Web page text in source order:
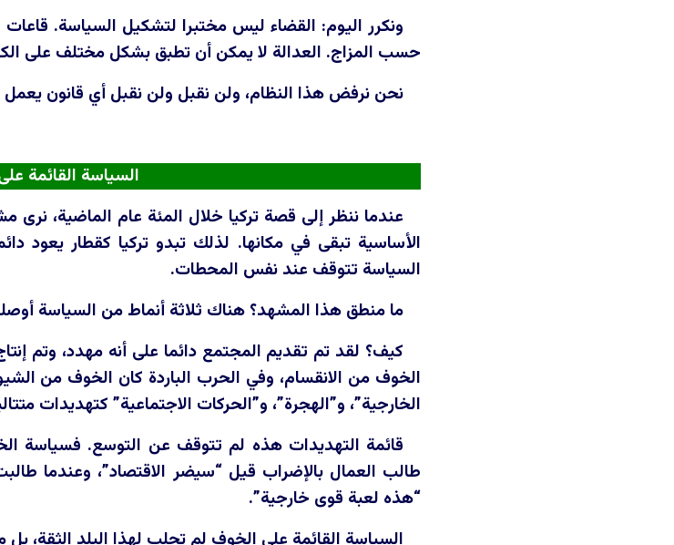
ونكرر اليوم: القضاء ليس مختبرا لتشكيل السياسة.
حسب المزاج. العدالة لا يمكن أن تطبق بشكل مختلف على
نحن نرفض هذا النظام، ولن نقبل ولن نقبل أي قانون يعمل
السياسة القائمة
عندما ننظر إلى قصة تركيا خلال المئة عام الماضية، نرى
الأساسية تبقى في مكانها. لذلك تبدو تركيا كقطار يعود
السياسة تتوقف عند نفس المحطات.
ما منطق هذا المشهد؟ هناك ثلاثة أنماط من السياسة
كيف؟ لقد تم تقديم المجتمع دائما على أنه مهدد، وتم
الخوف من الانقسام، وفي الحرب الباردة كان الخوف من
الخارجية”، و”الهجرة”، و”الحركات الاجتماعية” كتهديدات
قائمة التهديدات هذه لم تتوقف عن التوسع. فسياسة
طالب العمال بالإضراب قيل “سيضر الاقتصاد”، وعندما
“هذه لعبة قوى خارجية”.